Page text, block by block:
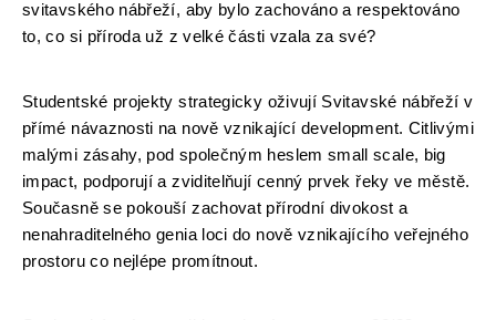
svitavského nábřeží, aby bylo zachováno a respektováno
to, co si příroda už z velké části vzala za své?
Studentské projekty strategicky oživují Svitavské nábřeží v
přímé návaznosti na nově vznikající development. Citlivými
malými zásahy, pod společným heslem small scale, big
impact, podporují a zviditelňují cenný prvek řeky ve městě.
Současně se pokouší zachovat přírodní divokost a
nenahraditelného genia loci do nově vznikajícího veřejného
prostoru co nejlépe promítnout.